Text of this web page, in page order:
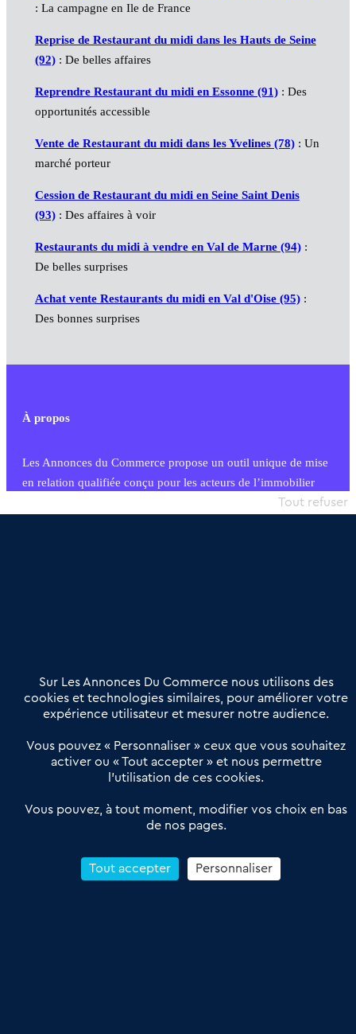
: La campagne en Ile de France
Reprise de Restaurant du midi dans les Hauts de Seine
(92): De belles affaires
Reprendre Restaurant du midi en Essonne (91): Des
opportunités accessible
Vente de Restaurant du midi dans les Yvelines (78): Un
marché porteur
Cession de Restaurant du midi en Seine Saint Denis
(93): Des affaires à voir
Restaurants du midi à vendre en Val de Marne (94):
De belles surprises
Achat vente Restaurants du midi en Val d'Oise (95):
Des bonnes surprises
À propos
Les Annonces du Commerce propose un outil unique de mise
en relation qualifiée conçu pour les acteurs de l’immobilier
commercial et les collectivités territoriales, simple et intégrant
Offres Pro
Actualités
Qui sommes nous ?
Derniers articles
Réseau 3C : un partenaire national dédié aux transactions
Petitscommerces : Un partenariat au service du commerce de
proximité et des territoires
Reprendre un Restaurant Rapide
Sur Les Annonces Du Commerce nous utilisons des
cookies et technologies similaires, pour améliorer votre
expérience utilisateur et mesurer notre audience.
Vous pouvez « Personnaliser » ceux que vous souhaitez
activer ou « Tout accepter » et nous permettre
l’utilisation de ces cookies.
Vous pouvez, à tout moment, modifier vos choix en bas
de nos pages.
Tout accepter
Tout refuser
Personnaliser